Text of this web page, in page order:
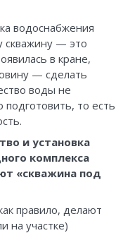
водоснабжения
скважину — это
в кране,
— сделать
воды не
подготовить, то есть
и установка
комплекса
«скважина под
правило, делают
на участке)